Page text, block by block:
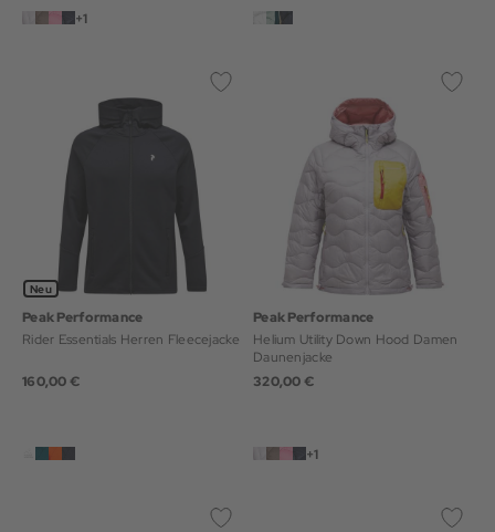
+1
Neu
Peak Performance
Rider Essentials Herren Fleecejacke
160,00 €
Peak Performance
Helium Utility Down Hood Damen
Daunenjacke
320,00 €
+1